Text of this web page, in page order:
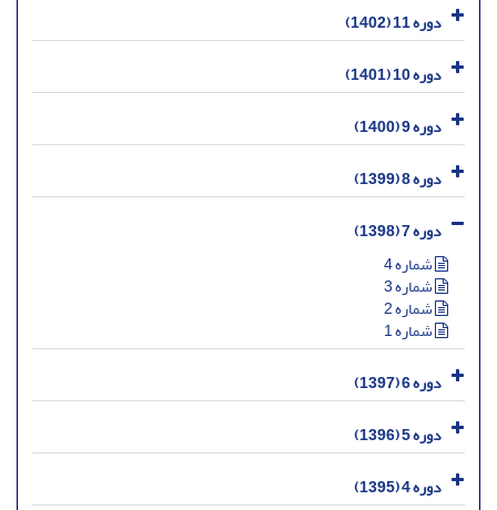
دوره 11 (1402)
دوره 10 (1401)
دوره 9 (1400)
دوره 8 (1399)
دوره 7 (1398)
شماره 4
شماره 3
شماره 2
شماره 1
دوره 6 (1397)
دوره 5 (1396)
دوره 4 (1395)